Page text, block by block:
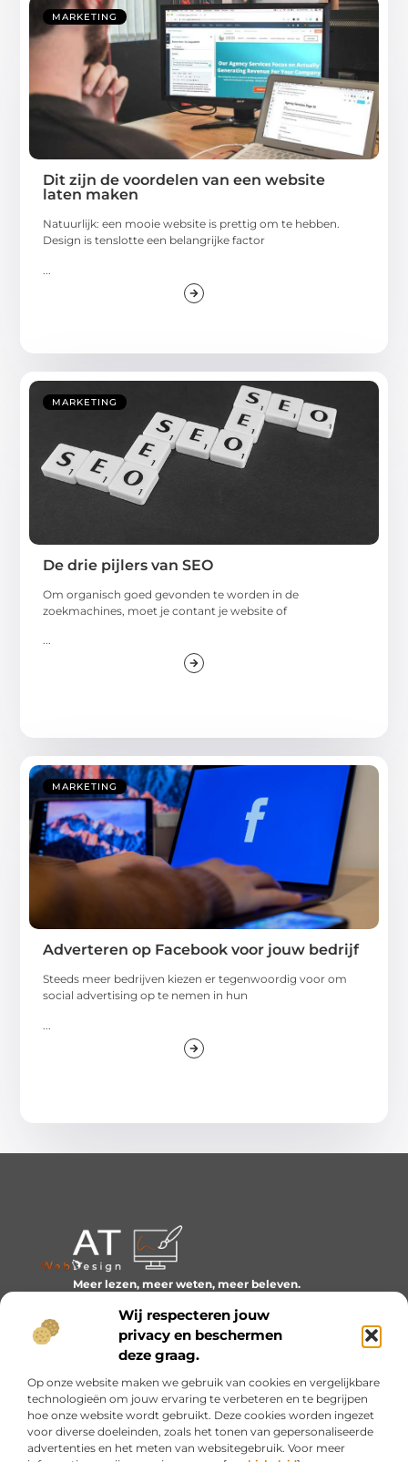
Wij respecteren jouw
privacy en beschermen
deze graag.
Op onze website maken we gebruik van cookies en vergelijkbare
technologieën om jouw ervaring te verbeteren en te begrijpen
hoe onze website wordt gebruikt. Deze cookies worden ingezet
voor diverse doeleinden, zoals het tonen van gepersonaliseerde
advertenties en het meten van websitegebruik. Voor meer
MARKETING
Dit zijn de voordelen van een website
laten maken
Natuurlijk: een mooie website is prettig om te hebben.
Design is tenslotte een belangrijke factor
MARKETING
De drie pijlers van SEO
Om organisch goed gevonden te worden in de
zoekmachines, moet je contant je website of
...
MARKETING
Adverteren op Facebook voor jouw bedrijf
Steeds meer bedrijven kiezen er tegenwoordig voor om
social advertising op te nemen in hun
Meer lezen, meer weten, meer beleven.
het dagelijks leven boeiend maakt.
Bericht categorie
Onze informatie